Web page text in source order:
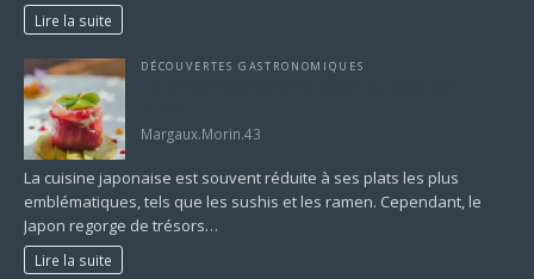
Lire la suite
DÉCOUVERTES GASTRONOMIQUES
Margaux.Morin.43
La cuisine japonaise est souvent réduite à ses plats les plus
emblématiques, tels que les sushis et les ramen. Cependant, le
Japon regorge de trésors…
Lire la suite